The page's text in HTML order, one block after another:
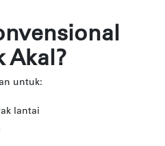
Akal?
untuk:
lantai